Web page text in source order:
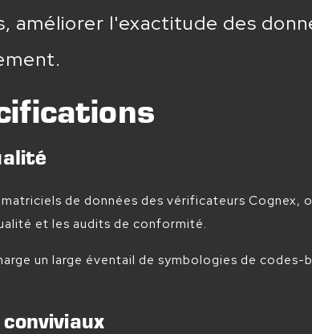
l'exactitude des
de données des vérificateurs Cognex,
et les audits de conformité.
un large éventail de symbologies de